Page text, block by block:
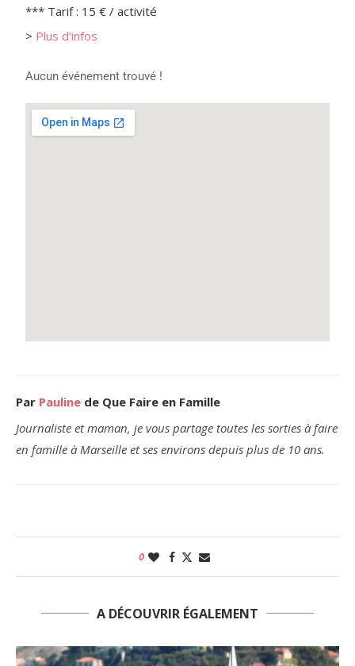
*** Tarif : 15 € / activité
> Plus d’infos
Aucun événement trouvé !
Par Pauline de Que Faire en Famille
Journaliste et maman, je vous partage toutes les sorties à faire
en famille à Marseille et ses environs depuis plus de 10 ans.
0
A DÉCOUVRIR ÉGALEMENT